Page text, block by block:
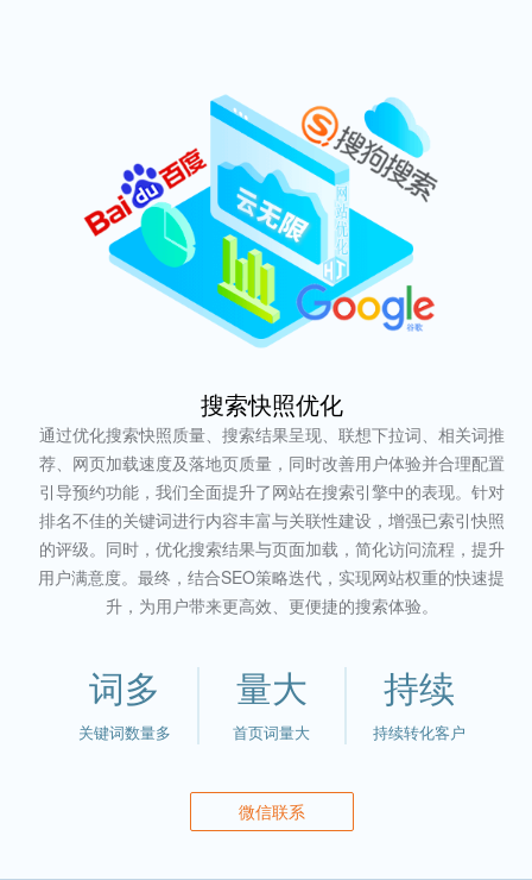
搜索快照优化
通过优化搜索快照质量、搜索结果呈现、联想下拉词、相关词推
荐、网页加载速度及落地页质量，同时改善用户体验并合理配置
引导预约功能，我们全面提升了网站在搜索引擎中的表现。针对
排名不佳的关键词进行内容丰富与关联性建设，增强已索引快照
的评级。同时，优化搜索结果与页面加载，简化访问流程，提升
用户满意度。最终，结合SEO策略迭代，实现网站权重的快速提
升，为用户带来更高效、更便捷的搜索体验。
词多
关键词数量多
量大
首页词量大
持续
持续转化客户
微信联系